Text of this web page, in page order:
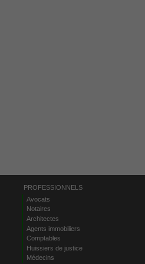
PROFESSIONNELS
Avocats
Notaires
Architectes
Agents immobiliers
Comptables
Huissiers de justice
Médecins